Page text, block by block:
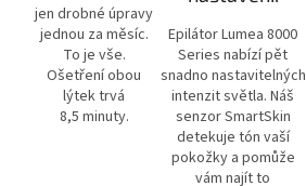
jen drobné úpravy
jednou za měsíc.
To je vše.
Ošetření obou
lýtek trvá
8,5 minuty.
Epilátor Lumea 8000
Series nabízí pět
snadno nastavitelných
intenzit světla. Náš
senzor SmartSkin
detekuje tón vaší
pokožky a pomůže
vám najít to